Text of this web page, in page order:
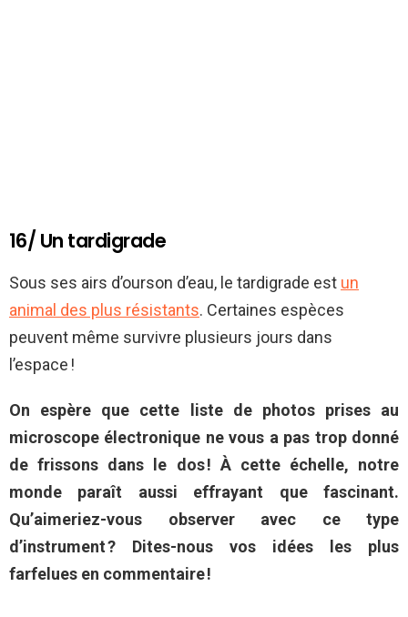
16/ Un tardigrade
Sous ses airs d’ourson d’eau, le tardigrade est un
animal des plus résistants. Certaines espèces
peuvent même survivre plusieurs jours dans
l’espace !
On espère que cette liste de photos prises au
microscope électronique ne vous a pas trop donné
de frissons dans le dos ! À cette échelle, notre
monde paraît aussi effrayant que fascinant.
Qu’aimeriez-vous observer avec ce type
d’instrument ? Dites-nous vos idées les plus
farfelues en commentaire !